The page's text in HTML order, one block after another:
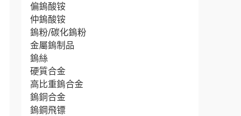
偏鎢酸铵
仲鎢酸铵
鎢粉/碳化鎢粉
金屬鎢制品
鎢絲
硬質合金
高比重鎢合金
鎢銅合金
鎢鋼飛镖